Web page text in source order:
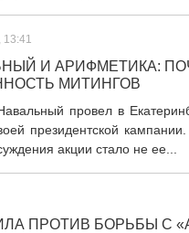
13:41
И АРИФМЕТИКА:
МИТИНГОВ
провел в
президентской
акции стало не ее...
ПРОТИВ БОРЬБЫ С